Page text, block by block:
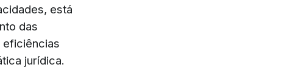
está
das
eficiências
jurídica.